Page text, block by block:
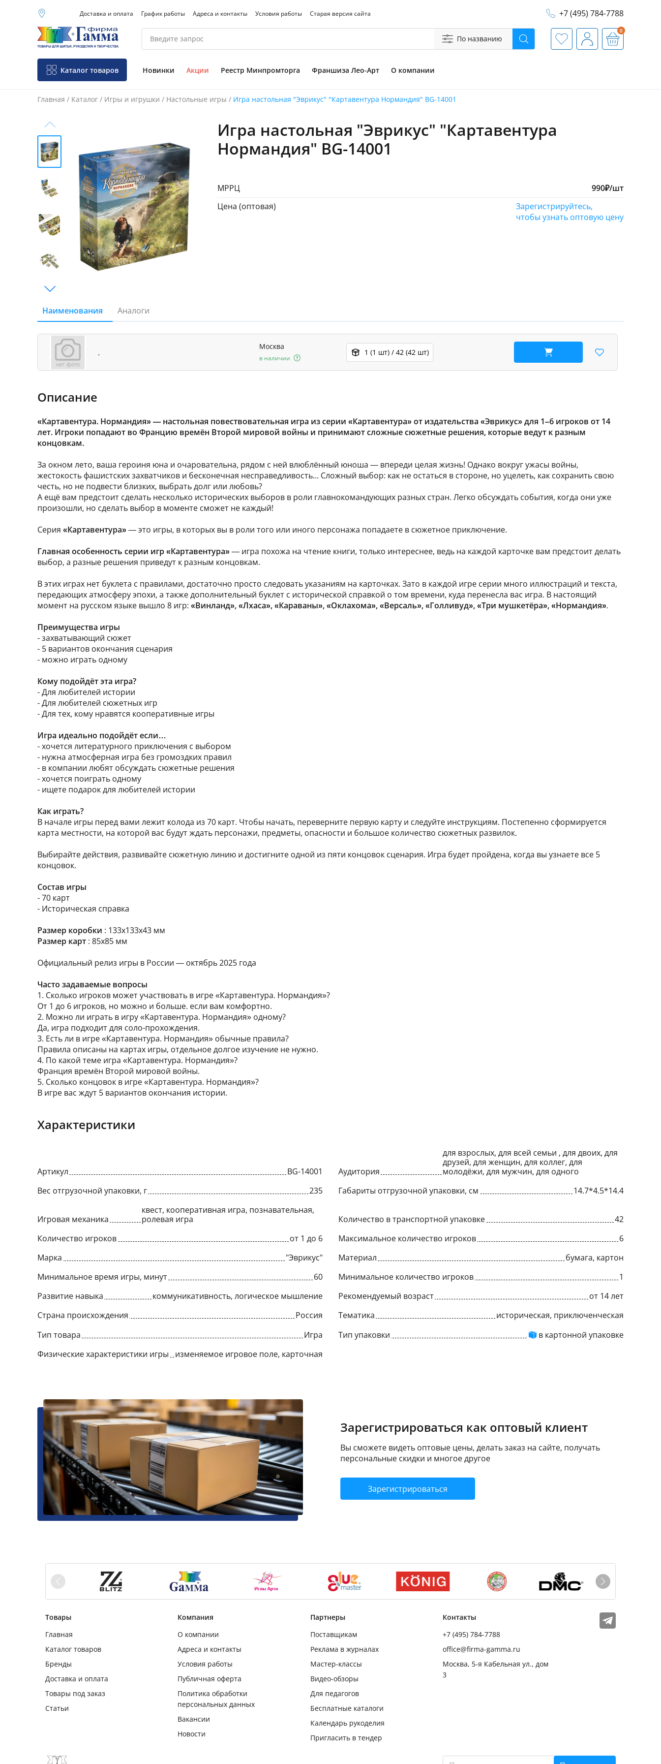
Москва (основной
склад)
Санкт-Петербург
Нижний Новгород
Доставка и оплата График работы Адреса и контакты Условия работы Старая версия сайта +7 (495) 784-7788
По названию Поиск ИзбранноеПрофильКорзина
0
Каталог товаров Новинки Акции Реестр Минпромторга Франшиза Лео-Арт О компании
Главная / Каталог / Игры и игрушки / Настольные игры / Игра настольная "Эврикус" "Картавентура Нормандия" BG-14001
Фото товара
Игра настольная "Эврикус" "Картавентура
Нормандия" BG-14001
МРРЦ 990₽/шт
Цена (оптовая)
Зарегистрируйтесь,
чтобы узнать оптовую цену
Наименования Аналоги
.
Москва
в наличии
1 (1 шт) / 42 (42 шт) В корзину
Описание
«Картавентура. Нормандия» — настольная повествовательная игра из серии «Картавентура» от издательства «Эврикус» для 1–6 игроков от 14
лет. Игроки попадают во Францию времён Второй мировой войны и принимают сложные сюжетные решения, которые ведут к разным
концовкам.
За окном лето, ваша героиня юна и очаровательна, рядом с ней влюблённый юноша — впереди целая жизнь! Однако вокруг ужасы войны,
жестокость фашистских захватчиков и бесконечная несправедливость... Сложный выбор: как не остаться в стороне, но уцелеть, как сохранить свою
честь, но не подвести близких, выбрать долг или любовь?
А ещё вам предстоит сделать несколько исторических выборов в роли главнокомандующих разных стран. Легко обсуждать события, когда они уже
произошли, но сделать выбор в моменте сможет не каждый!
Серия «Картавентура»— это игры, в которых вы в роли того или иного персонажа попадаете в сюжетное приключение.
Главная особенность серии игр «Картавентура»— игра похожа на чтение книги, только интереснее, ведь на каждой карточке вам предстоит делать
выбор, а разные решения приведут к разным концовкам.
В этих играх нет буклета с правилами, достаточно просто следовать указаниям на карточках. Зато в каждой игре серии много иллюстраций и текста,
передающих атмосферу эпохи, а также дополнительный буклет с исторической справкой о том времени, куда перенесла вас игра. В настоящий
момент на русском языке вышло 8 игр: «Винланд», «Лхаса», «Караваны», «Оклахома», «Версаль», «Голливуд», «Три мушкетёра», «Нормандия».
Преимущества игры
- захватывающий сюжет
- 5 вариантов окончания сценария
- можно играть одному
Кому подойдёт эта игра?
- Для любителей истории
- Для любителей сюжетных игр
- Для тех, кому нравятся кооперативные игры
Игра идеально подойдёт если…
- хочется литературного приключения с выбором
- нужна атмосферная игра без громоздких правил
- в компании любят обсуждать сюжетные решения
- хочется поиграть одному
- ищете подарок для любителей истории
Как играть?
В начале игры перед вами лежит колода из 70 карт. Чтобы начать, переверните первую карту и следуйте инструкциям. Постепенно сформируется
карта местности, на которой вас будут ждать персонажи, предметы, опасности и большое количество сюжетных развилок.
Выбирайте действия, развивайте сюжетную линию и достигните одной из пяти концовок сценария. Игра будет пройдена, когда вы узнаете все 5
концовок.
Состав игры
- 70 карт
- Историческая справка
Размер коробки : 133х133х43 мм
Размер карт : 85х85 мм
Официальный релиз игры в России — октябрь 2025 года
Часто задаваемые вопросы
1. Сколько игроков может участвовать в игре «Картавентура. Нормандия»?
От 1 до 6 игроков, но можно и больше. если вам комфортно.
2. Можно ли играть в игру «Картавентура. Нормандия» одному?
Да, игра подходит для соло-прохождения.
3. Есть ли в игре «Картавентура. Нормандия» обычные правила?
Правила описаны на картах игры, отдельное долгое изучение не нужно.
4. По какой теме игра «Картавентура. Нормандия»?
Франция времён Второй мировой войны.
5. Сколько концовок в игре «Картавентура. Нормандия»?
В игре вас ждут 5 вариантов окончания истории.
Характеристики
Артикул BG-14001 Аудитория
для взрослых, для всей семьи , для двоих, для
друзей, для женщин, для коллег, для
молодёжи, для мужчин, для одного
Вес отгрузочной упаковки, г
235 Габариты отгрузочной упаковки, см 14.7*4.5*14.4
Игровая механика
квест, кооперативная игра, познавательная,
ролевая игра
Количество в транспортной упаковке
42
Количество игроков
от 1 до 6 Максимальное количество игроков
6
Марка
"Эврикус" Материал
бумага, картон
Минимальное время игры, минут
60 Минимальное количество игроков
1
Развитие навыка
коммуникативность, логическое мышление Рекомендуемый возраст
от 14 лет
Страна происхождения
Россия Тематика
историческая, приключенческая
Тип товара
Игра Тип упаковки
в картонной упаковке
Физические характеристики игры
изменяемое игровое поле, карточная
Зарегистрироваться как оптовый клиент
Вы сможете видеть оптовые цены, делать заказ на сайте, получать
персональные скидки и многое другое
Зарегистрироваться
Товары
Главная
Каталог товаров
Бренды
Доставка и оплата
Товары под заказ
Статьи
Компания
О компании
Адреса и контакты
Условия работы
Публичная оферта
Политика обработки
персональных данных
Вакансии
Новости
Партнеры
Поставщикам
Реклама в журналах
Мастер-классы
Видео-обзоры
Для педагогов
Бесплатные каталоги
Календарь рукоделия
Пригласить в тендер
Контакты
+7 (495) 784-7788
office@firma-gamma.ru
Москва, 5-я Кабельная ул., дом
3
Мы в соцсетях
Телеграм